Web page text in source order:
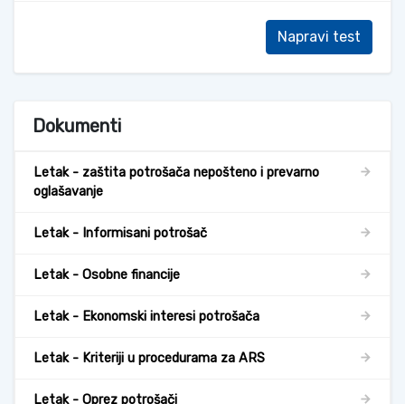
Napravi test
Dokumenti
Letak - zaštita potrošača nepošteno i prevarno
oglašavanje
Letak - Informisani potrošač
Letak - Osobne financije
Letak - Ekonomski interesi potrošača
Letak - Kriteriji u procedurama za ARS
Letak - Oprez potrošači